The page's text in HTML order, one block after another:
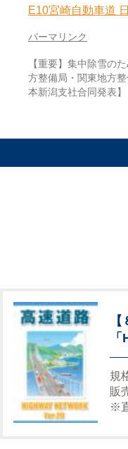
E10宮崎自動車道
パーマリンク
【重要】集中除雪の
方整備局・関東地方
本新潟支社合同発表
規
販
※